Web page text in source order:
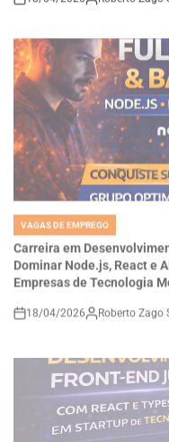
POSTED
VAGAS DE EMPREGO
Dominar Node.js, React e
Empresas de Tecnologia
on
18/04/2026 Roberto Zago